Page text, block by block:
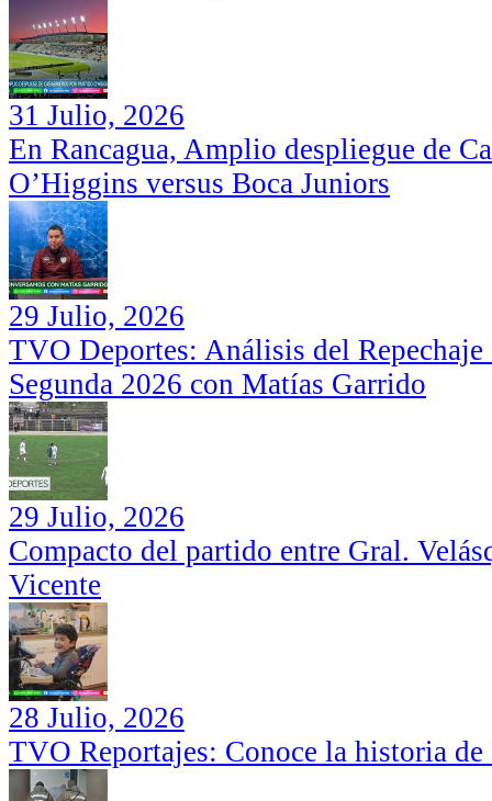
31 Julio, 2026
En Rancagua, Amplio despliegue de
O’Higgins versus Boca Juniors
29 Julio, 2026
TVO Deportes: Análisis del
Segunda 2026 con Matías Garrido
29 Julio, 2026
Compacto del partido entre Gral.
Vicente
28 Julio, 2026
TVO Reportajes: Conoce la historia